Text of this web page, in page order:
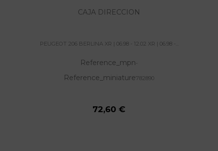
CAJA DIRECCION
PEUGEOT 206 BERLINA XR | 06.98 - 12.02 XR | 06.98 -...
Reference_mpn-
Reference_miniature782890
72,60 €